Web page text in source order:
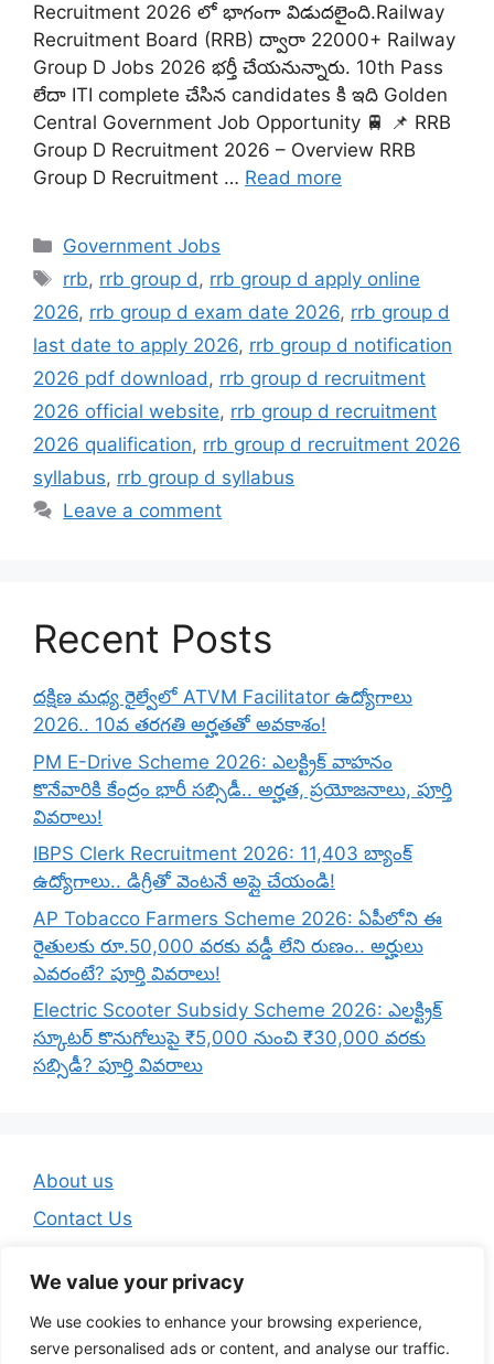
We value your privacy
We use cookies to enhance your browsing experience,
serve personalised ads or content, and analyse our traffic.
Recruitment 2026 లో భాగంగా విడుదలైంది.Railway
Recruitment Board (RRB) ద్వారా 22000+ Railway
Group D Jobs 2026 భర్తీ చేయనున్నారు. 10th Pass
లేదా ITI complete చేసిన candidates కి ఇది Golden
Central Government Job Opportunity 🚆 📌 RRB
Group D Recruitment 2026 – Overview RRB
Group D Recruitment … Read more
Categories
Government Jobs
Tags
rrb, rrb group d, rrb group d apply online
2026, rrb group d exam date 2026, rrb group d
last date to apply 2026, rrb group d notification
2026 pdf download, rrb group d recruitment
2026 official website, rrb group d recruitment
2026 qualification, rrb group d recruitment 2026
syllabus, rrb group d syllabus
Leave a comment
Recent Posts
దక్షిణ మధ్య రైల్వేలో ATVM Facilitator ఉద్యోగాలు
2026.. 10వ తరగతి అర్హతతో అవకాశం!
PM E-Drive Scheme 2026: ఎలక్ట్రిక్ వాహనం
కొనేవారికి కేంద్రం భారీ సబ్సిడీ.. అర్హత, ప్రయోజనాలు, పూర్తి
వివరాలు!
IBPS Clerk Recruitment 2026: 11,403 బ్యాంక్
ఉద్యోగాలు.. డిగ్రీతో వెంటనే అప్లై చేయండి!
AP Tobacco Farmers Scheme 2026: ఏపీలోని ఈ
రైతులకు రూ.50,000 వరకు వడ్డీ లేని రుణం.. అర్హులు
ఎవరంటే? పూర్తి వివరాలు!
Electric Scooter Subsidy Scheme 2026: ఎలక్ట్రిక్
స్కూటర్ కొనుగోలుపై ₹5,000 నుంచి ₹30,000 వరకు
సబ్సిడీ? పూర్తి వివరాలు
About us
Contact Us
Privacy Policy
Terms And Conditions